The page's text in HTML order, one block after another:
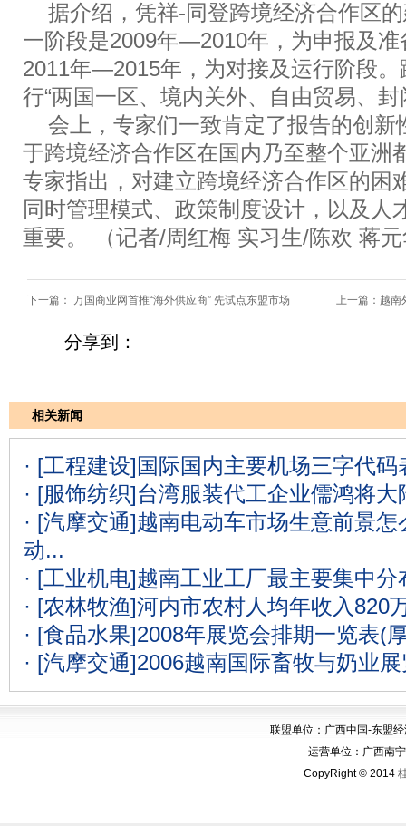
据介绍，凭祥-同登跨境经济合作区
一阶段是2009年—2010年，为申报及
2011年—2015年，为对接及运行阶段
行“两国一区、境内关外、自由贸易、
会上，专家们一致肯定了报告的创新
于跨境经济合作区在国内乃至整个亚洲
专家指出，对建立跨境经济合作区的困
同时管理模式、政策制度设计，以及人
重要。 （记者/周红梅 实习生/陈欢 蒋
下一篇： 万国商业网首推“海外供应商” 先试点东盟市场 上一篇： 越南
分享到：
相关新闻
· [工程建设]国际国内主要机场三字代码
· [服饰纺织]台湾服装代工企业儒鸿将
· [汽摩交通]越南电动车市场生意前景怎
动...
· [工业机电]越南工业工厂最主要集中分
· [农林牧渔]河内市农村人均年收入820
· [食品水果]2008年展览会排期一览表(
· [汽摩交通]2006越南国际畜牧与奶业
联盟单位：广西中国-东盟
运营单位：广西南
CopyRight © 2014